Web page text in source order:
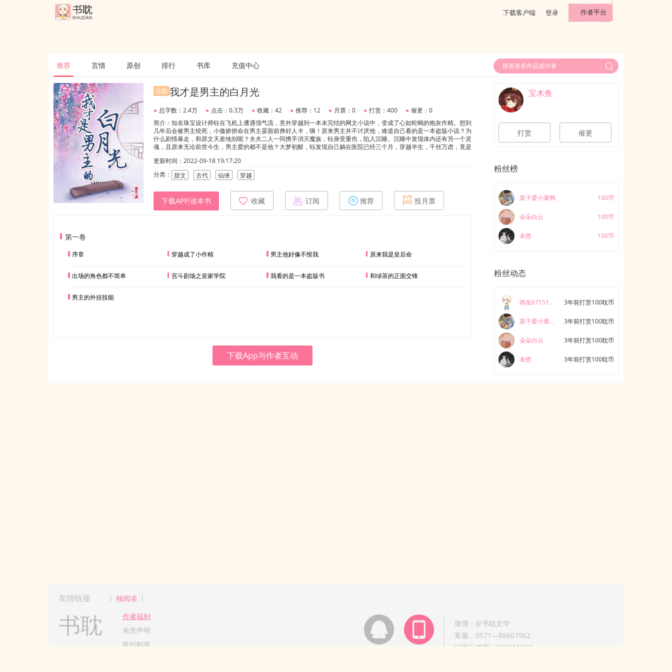
下载客户端 登录 作者平台
推荐 言情 原创 排行 书库 充值中心
连载 我才是男主的白月光
● 总字数：2.4万 ● 点击：0.3万 ● 收藏：42 ● 推荐：12 ● 月票：0 ● 打赏：400 ● 催更：0
简介：知名珠宝设计师钰在飞机上遭遇强气流，意外穿越到一本未完结的网文小说中，变成了心如蛇蝎的炮灰作精。想到
几年后会被男主绞死，小傲娇拼命在男主晏面前挣好人卡，咦！原来男主并不讨厌他，难道自己看的是一本盗版小说？为
什么剧情暴走，和原文天差地别呢？夫夫二人一同携手消灭魔族，钰身受重伤，陷入沉睡。沉睡中发现体内还有另一个灵
魂，且原来无论前世今生，男主爱的都不是他？大梦初醒，钰发现自己躺在医院已经三个月，穿越半生，千丝万虑，竟是
更新时间：2022-09-18 19:17:20
分类： 甜文 古代 仙侠 穿越
下载APP,读本书 收藏 订阅 推荐 投月票
第一卷
序章 穿越成了小作精 男主他好像不恨我 原来我是皇后命
出场的角色都不简单 宫斗剧场之皇家学院 我看的是一本盗版书 和绿茶的正面交锋
男主的外挂技能
下载App与作者互动
宝木鱼
打赏 催更
粉丝榜
莫子爱小黄鸭 100币
朵朵白云 100币
未悠 100币
粉丝动态
萌友671518883746 3年前打赏100耽币
莫子爱小黄鸭 3年前打赏100耽币
朵朵白云 3年前打赏100耽币
未悠 3年前打赏100耽币
友情链接 独阅读
书耽
作者福利
免责声明
签约制度
微博：@书耽文学
客服：0571—88667962
问题反馈群：630611933